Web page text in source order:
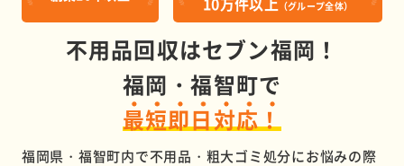
（グループ全体）
不用品回収はセブン福岡！
福岡・福智町で
最短即日対応！
福岡県・福智町内で不用品・粗大ゴミ処分にお悩みの際